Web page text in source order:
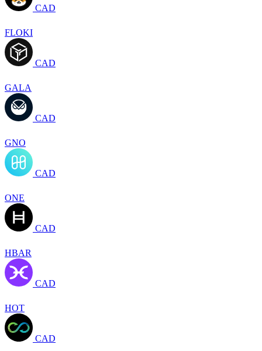
CAD
FLOKI
CAD
GALA
CAD
GNO
CAD
ONE
CAD
HBAR
CAD
HOT
CAD